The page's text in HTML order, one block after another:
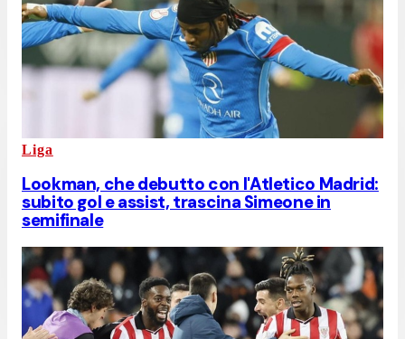
Liga
Lookman, che debutto con l'Atletico Madrid:
subito gol e assist, trascina Simeone in
semifinale